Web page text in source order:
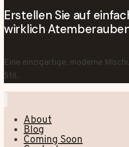
Erstellen Sie auf
wirklich
Eine einzigartige, moderne
Stil.
About
Blog
Coming Soon